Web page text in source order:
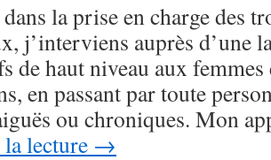
la prise en charge des
j’interviens auprès d’une
de haut niveau aux femmes
en passant par toute
ou chroniques. Mon
lecture →